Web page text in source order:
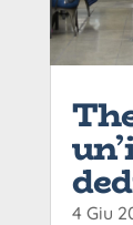
4 Giu